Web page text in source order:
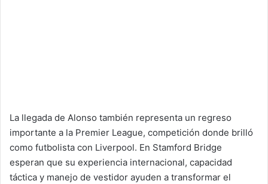
La llegada de Alonso también representa un regreso
importante a la Premier League, competición donde brilló
como futbolista con Liverpool. En Stamford Bridge
esperan que su experiencia internacional, capacidad
táctica y manejo de vestidor ayuden a transformar el